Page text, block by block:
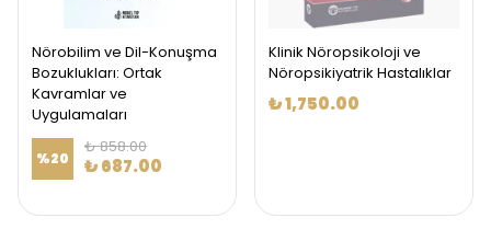
Nörobilim ve Dil-Konuşma
Bozuklukları: Ortak
Kavramlar ve
Uygulamaları
%20
₺ 858.00
₺ 687.00
Klinik Nöropsikoloji ve
Nöropsikiyatrik Hastalıklar
₺ 1,750.00